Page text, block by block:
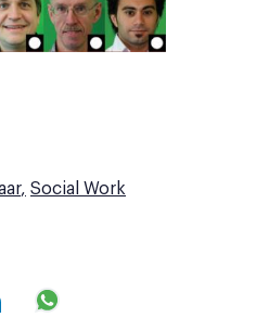
Social Work